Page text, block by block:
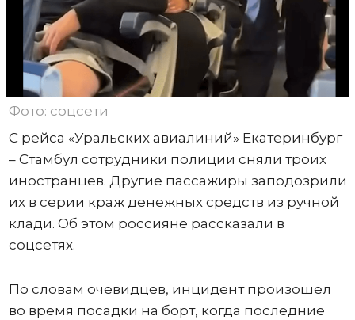
Фото: соцсети
С рейса «Уральских авиалиний» Екатеринбург
– Стамбул сотрудники полиции сняли троих
иностранцев. Другие пассажиры заподозрили
их в серии краж денежных средств из ручной
клади. Об этом россияне рассказали в
соцсетях.
По словам очевидцев, инцидент произошел
во время посадки на борт, когда последние